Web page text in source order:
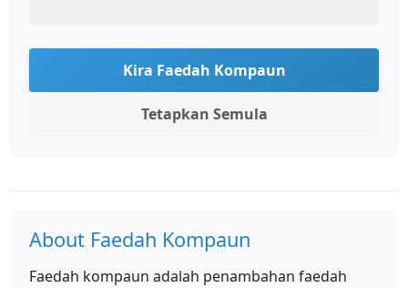
Kira Faedah Kompaun
Tetapkan Semula
About Faedah Kompaun
Faedah kompaun adalah penambahan faedah